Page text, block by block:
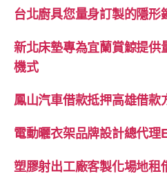
台北廚具您量身訂製的隱形
新北床墊專為宜蘭賞鯨提供
機式
鳳山汽車借款抵押高雄借款
電動曬衣架品牌設計總代理
塑膠射出工廠客製化場地租